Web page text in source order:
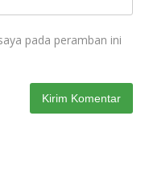
pada peramban ini